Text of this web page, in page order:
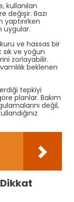
kullanılan
değişir. Bazı
uygular.
ve hassas bir
sık ve yoğun
zorlayabilir.
beklenen
tepkiyi
planlar. Bakım
değil,
Dikkat